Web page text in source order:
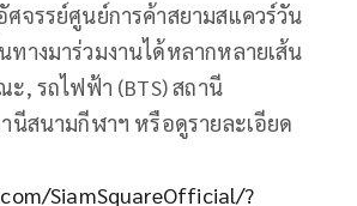
จรรย์ศูนย์การค้าสยามสแควร์วัน
ทางมาร่วมงานได้หลากหลายเส้น
ะ, รถไฟฟ้า (BTS) สถานี
นีสนามกีฬาฯ หรือดูรายละเอียด
SiamSquareOfficial/?